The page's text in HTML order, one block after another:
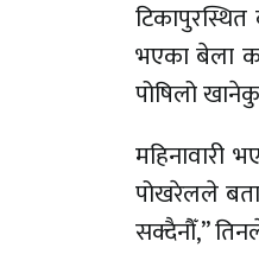
भएका बेला
पोषिलो
महिनावारी
पोखरेलले
सक्दैनौँ,”